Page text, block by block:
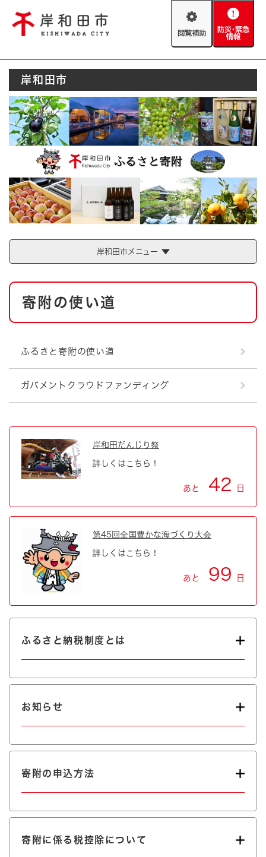
閲
助
防
緊
情
報
Foreign language
やさしい日本語
文字サイズ 標準 拡大
背景色変更
とじる
防災・緊急情報
ハザードマップ AED設置箇所
とじる
岸和田市
岸和田市メニュー
本
寄附の使い道
ふるさと寄附の使い道
ガバメントクラウドファンディング
岸和田だんじり祭
詳しくはこちら！
あと 42 日
第45回全国豊かな海づくり大会
詳しくはこちら！
あと 99 日
ふるさと納税制度とは
お知らせ
寄附の申込方法
寄附に係る税控除について